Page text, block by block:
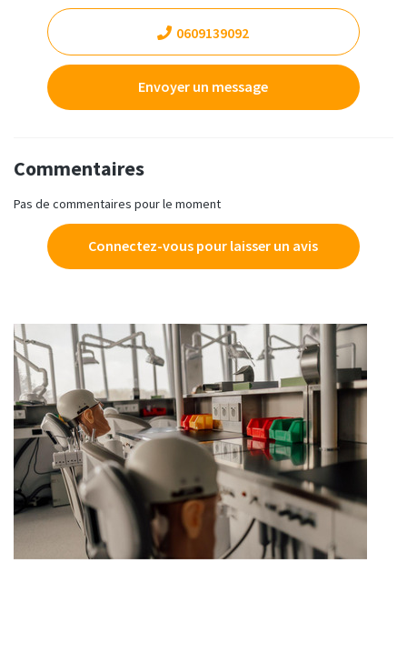
0609139092
Envoyer un message
Commentaires
Pas de commentaires pour le moment
Connectez-vous pour laisser un avis